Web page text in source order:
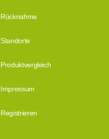
Rücknahme
Standorte
Produktvergleich
Impressum
Registrieren